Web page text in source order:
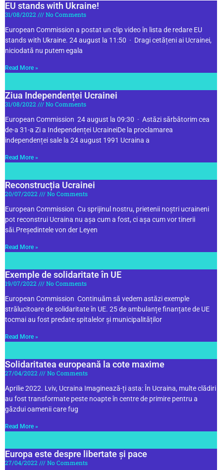
EU stands with Ukraine!
31/08/2022
No Comments
European Commission a postat un clip video în lista de redare EU
stands with Ukraine. 24 august la 11:50 · Dragi cetățeni ai Ucrainei,
niciodată nu putem egala
Read More »
Ziua Independenței Ucrainei
31/08/2022
No Comments
European Commission 24 august la 09:30 · Astăzi sărbătorim cea
de-a 31-a Zi a Independenței UcraineiDe la proclamarea
independenței sale la 24 august 1991 Ucraina a
Read More »
Reconstrucția Ucrainei
20/07/2022
No Comments
European Commission Cu sprijinul nostru, prietenii noștri ucraineni
pot reconstrui Ucraina nu așa cum a fost, ci așa cum vor tinerii
săi.Președintele von der Leyen
Read More »
Exemple de solidaritate în UE
19/07/2022
No Comments
European Commission Continuăm să vedem astăzi exemple
strălucitoare de solidaritate în UE. 25 de ambulanțe finanțate de UE
tocmai au fost predate spitalelor și municipalităților
Read More »
Solidaritatea europeană la cote maxime
27/04/2022
No Comments
Aprilie 2022. Lviv, Ucraina Imaginează-ți asta: În Ucraina, multe clădiri
au fost transformate peste noapte în centre de primire pentru a
găzdui oamenii care fug
Read More »
Europa este despre libertate și pace
27/04/2022
No Comments